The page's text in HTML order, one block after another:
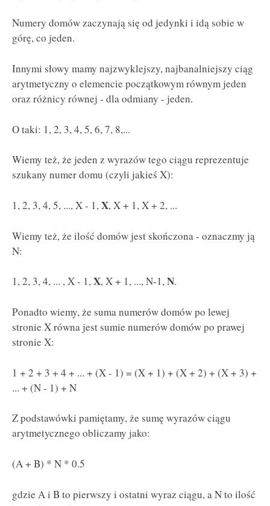
Numery domów zaczynają się od jedynki i idą sobie w
górę, co jeden.
Innymi słowy mamy najzwyklejszy, najbanalniejszy ciąg
arytmetyczny o elemencie początkowym równym jeden
oraz różnicy równej - dla odmiany - jeden.
O taki: 1, 2, 3, 4, 5, 6, 7, 8,...
Wiemy też, że jeden z wyrazów tego ciągu reprezentuje
szukany numer domu (czyli jakieś X):
1, 2, 3, 4, 5, ..., X - 1,X, X + 1, X + 2, ...
Wiemy też, że ilość domów jest skończona - oznaczmy ją
N:
1, 2, 3, 4, ... , X - 1,X, X + 1, ..., N-1,N.
Ponadto wiemy, że suma numerów domów po lewej
stronie X równa jest sumie numerów domów po prawej
stronie X:
1 + 2 + 3 + 4 + ... + (X - 1) = (X + 1) + (X + 2) + (X + 3) +
... + (N - 1) + N
Z podstawówki pamiętamy, że sumę wyrazów ciągu
arytmetycznego obliczamy jako:
(A + B) * N * 0.5
gdzie A i B to pierwszy i ostatni wyraz ciągu, a N to ilość